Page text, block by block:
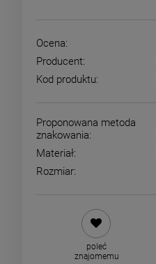
Ocena:
Producent:
Kod produktu:
Proponowana metoda
znakowania:
Materiał:
Rozmiar:
poleć
znajomemu